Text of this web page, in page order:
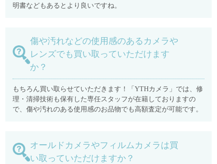
明書などもあるとより良いですね。
傷や汚れなどの使用感のあるカメラや
レンズでも買い取っていただけます
か？
もちろん買い取らせていただきます！「YTHカメラ」では、修
理・清掃技術も保有した専任スタッフが在籍しておりますの
で、傷や汚れのある使用感のお品物でも高額査定が可能です。
オールドカメラやフィルムカメラは買
い取っていただけますか？